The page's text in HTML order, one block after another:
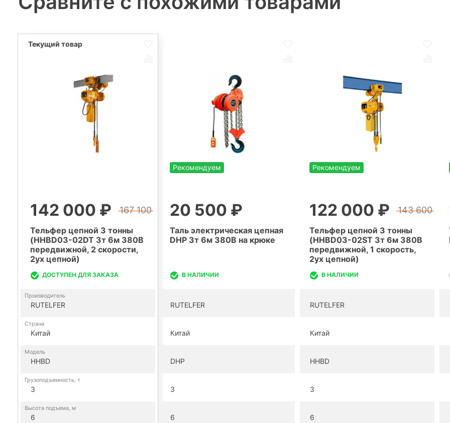
Тельфер цепной 3 тонны
(HHBD03-02DT 3т 6м 380В
передвижной, 2 скорости,
2ух цепной)
ДОСТУПЕН ДЛЯ ЗАКАЗА
142 000 ₽ 167 100
Производитель
RUTELFER
Страна
Китай
Модель
HHBD
Грузоподъемность, т
3
Высота подъема, м
6
Таль электрическая цепная
DHP 3т 6м 380В на крюке
Рекомендуем
В НАЛИЧИИ
20 500 ₽
RUTELFER
Китай
DHP
3
6
Тельфер цепной 3 тонны
(HHBD03-02ST 3т 6м 380В
передвижной, 1 скорость,
2ух цепной)
Рекомендуем
В НАЛИЧИИ
122 000 ₽ 143 600
RUTELFER
Китай
HHBD
3
6